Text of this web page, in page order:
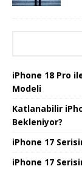
iPhone 18 Pro
Modeli
Katlanabilir
Bekleniyor?
iPhone 17
iPhone 17